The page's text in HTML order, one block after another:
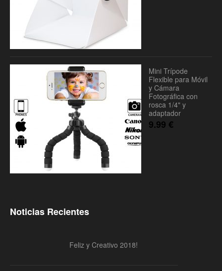
Mini Trípode
Flexible para Móvil
y Cámara
Fotográfica con
rosca 1/4" y
adaptador
9.99 €
Noticias Recientes
Feliz y Creativo 2018!